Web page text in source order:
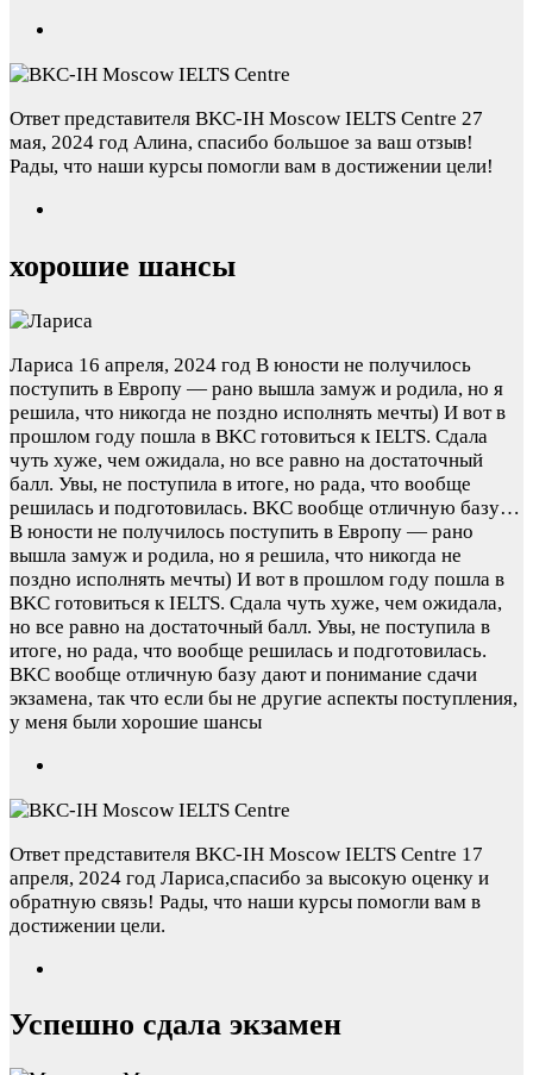
Ответ представителя BKC-IH Moscow IELTS Centre 27
мая, 2024 год Алина, спасибо большое за ваш отзыв!
Рады, что наши курсы помогли вам в достижении цели!
хорошие шансы
Лариса 16 апреля, 2024 год В юности не получилось
поступить в Европу — рано вышла замуж и родила, но я
решила, что никогда не поздно исполнять мечты) И вот в
прошлом году пошла в BKC готовиться к IELTS. Сдала
чуть хуже, чем ожидала, но все равно на достаточный
балл. Увы, не поступила в итоге, но рада, что вообще
решилась и подготовилась. BKC вообще отличную базу…
В юности не получилось поступить в Европу — рано
вышла замуж и родила, но я решила, что никогда не
поздно исполнять мечты) И вот в прошлом году пошла в
BKC готовиться к IELTS. Сдала чуть хуже, чем ожидала,
но все равно на достаточный балл. Увы, не поступила в
итоге, но рада, что вообще решилась и подготовилась.
BKC вообще отличную базу дают и понимание сдачи
экзамена, так что если бы не другие аспекты поступления,
у меня были хорошие шансы
Ответ представителя BKC-IH Moscow IELTS Centre 17
апреля, 2024 год Лариса,спасибо за высокую оценку и
обратную связь! Рады, что наши курсы помогли вам в
достижении цели.
Успешно сдала экзамен